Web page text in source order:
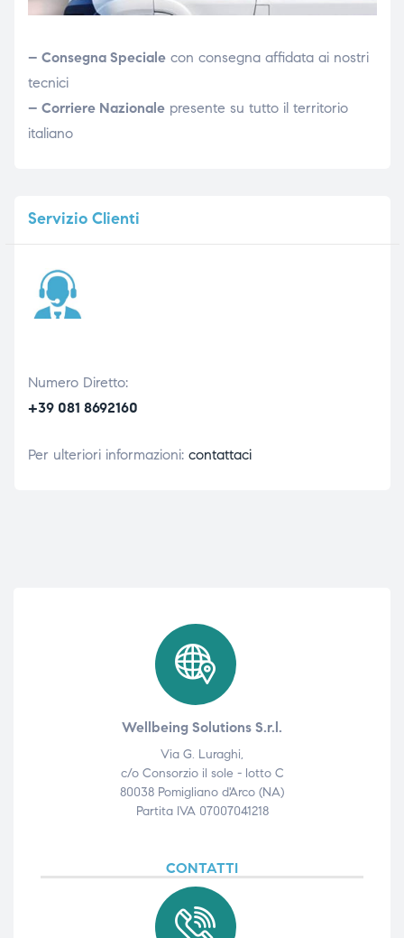
– Consegna Specialecon consegna affidata ai nostri
tecnici
– Corriere Nazionalepresente su tutto il territorio
italiano
ServizioClienti
Numero Diretto:
+39 081 8692160
Per ulteriori informazioni: contattaci
Wellbeing Solutions S.r.l.
Via G. Luraghi,
c/o Consorzio il sole - lotto C
80038 Pomigliano d'Arco (NA)
Partita IVA 07007041218
CONTATTI